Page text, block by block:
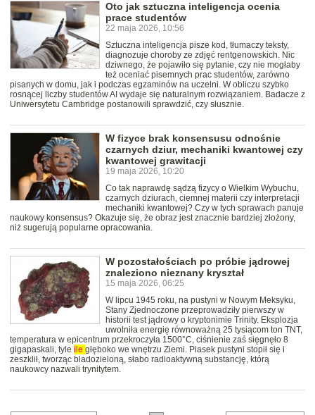
Oto jak sztuczna inteligencja ocenia
prace studentów
22 maja 2026, 10:56
Sztuczna inteligencja pisze kod, tłumaczy teksty,
diagnozuje choroby ze zdjęć rentgenowskich. Nic
dziwnego, że pojawiło się pytanie, czy nie mogłaby
też oceniać pisemnych prac studentów, zarówno
pisanych w domu, jak i podczas egzaminów na uczelni. W obliczu szybko
rosnącej liczby studentów AI wydaje się naturalnym rozwiązaniem. Badacze z
Uniwersytetu Cambridge postanowili sprawdzić, czy słusznie.
W fizyce brak konsensusu odnośnie
czarnych dziur, mechaniki kwantowej czy
kwantowej grawitacji
19 maja 2026, 10:20
Co tak naprawdę sądzą fizycy o Wielkim Wybuchu,
czarnych dziurach, ciemnej materii czy interpretacji
mechaniki kwantowej? Czy w tych sprawach panuje
naukowy konsensus? Okazuje się, że obraz jest znacznie bardziej złożony,
niż sugerują popularne opracowania.
W pozostałościach po próbie jądrowej
znaleziono nieznany kryształ
15 maja 2026, 06:25
W lipcu 1945 roku, na pustyni w Nowym Meksyku,
Stany Zjednoczone przeprowadziły pierwszy w
historii test jądrowy o kryptonimie Trinity. Eksplozja
uwolniła energię równoważną 25 tysiącom ton TNT,
temperatura w epicentrum przekroczyła 1500°C, ciśnienie zaś sięgnęło 8
gigapaskali, tyle ile głęboko we wnętrzu Ziemi. Piasek pustyni stopił się i
zeszklił, tworząc bladozieloną, słabo radioaktywną substancję, którą
naukowcy nazwali trynitytem.